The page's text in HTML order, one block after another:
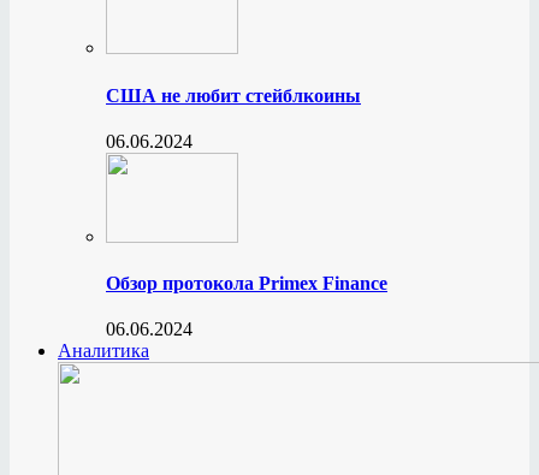
США не любит стейблкоины
06.06.2024
Обзор протокола Primex Finance
06.06.2024
Аналитика